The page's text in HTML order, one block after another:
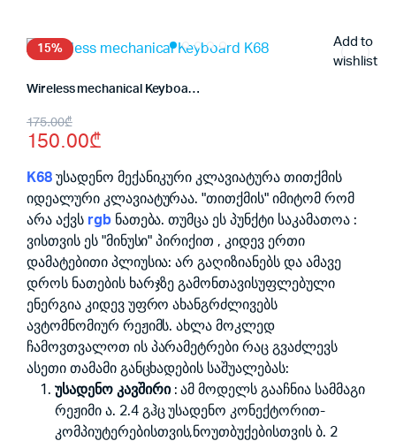
15%
Add to
wishlist
Wireless mechanical Keyboard K68
175.00₾
Original
price
was:
175.00₾.
150.00₾
Current
price
is:
150.00₾.
K68უსადენო მექანიკური კლავიატურა თითქმის
იდეალური კლავიატურაა. "თითქმის" იმიტომ რომ
არა აქვს rgb ნათება. თუმცა ეს პუნქტი საკამათოა :
ვისთვის ეს "მინუსი" პირიქით , კიდევ ერთი
დამატებითი პლიუსია: არ გაღიზიანებს და ამავე
დროს ნათების ხარჯზე გამონთავისუფლებული
ენერგია კიდევ უფრო ახანგრძლივებს
ავტომნომიურ რეჟიმს. ახლა მოკლედ
ჩამოვთვალოთ ის პარამეტრები რაც გვაძლევს
ასეთი თამამი განცხადების საშუალებას:
უსადენო კავშირი: ამ მოდელს გააჩნია სამმაგი
რეჟიმი ა. 2.4 გჰც უსადენო კონექტორით-
კომპიუტერებისთვის,ნოუთბუქებისთვის ბ. 2